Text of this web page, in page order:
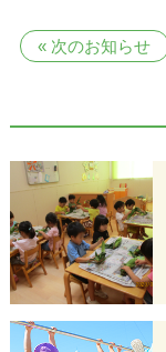
« 次のお知らせ